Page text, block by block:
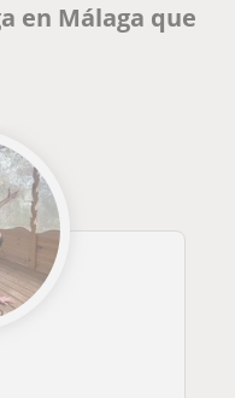
en Málaga que